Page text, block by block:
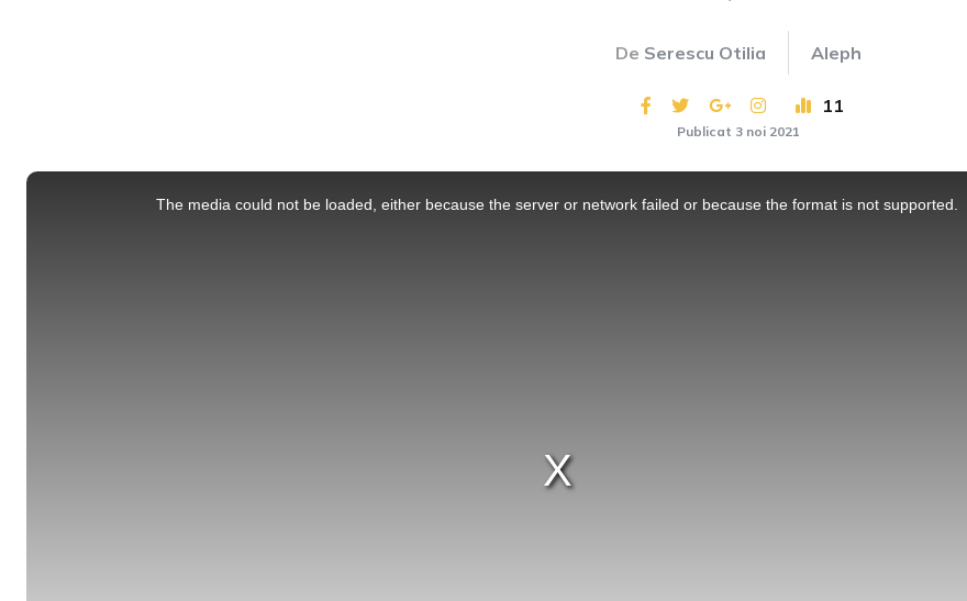
De Serescu Otilia Aleph
11
Publicat 3 noi 2021
This
The media could not be loaded, either because the server or network failed or because the format is not supported.